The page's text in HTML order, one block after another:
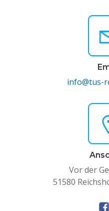
info@tus-
Vor der
51580